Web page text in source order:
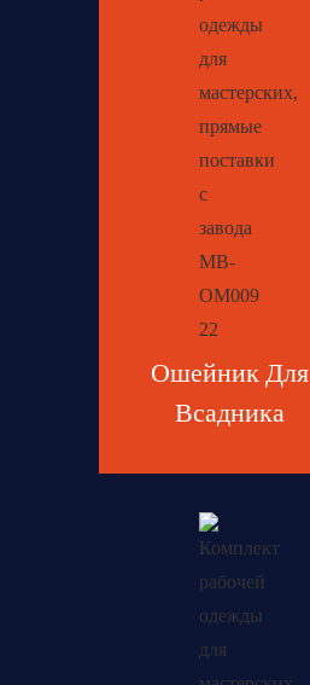
Ошейник Для
Всадника